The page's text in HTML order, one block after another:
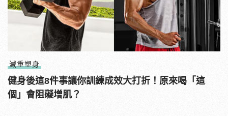
減重塑身
健身後這8件事讓你訓練成效大打折！原來喝「這
個」會阻礙增肌？